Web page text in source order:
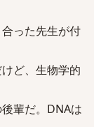
った先生が付
ど、生物学的
輩だ。DNAは